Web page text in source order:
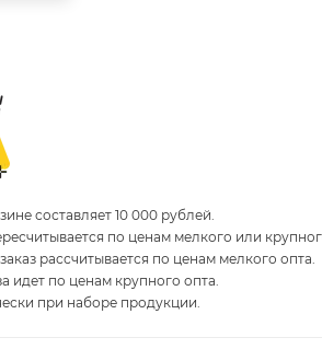
составляет 10 000 рублей.
по ценам мелкого или
рассчитывается по ценам мелкого опта.
идет по ценам крупного опта.
при наборе продукции.